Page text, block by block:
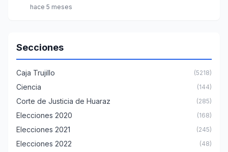
hace 5 meses
Secciones
Caja Trujillo (5218)
Ciencia (144)
Corte de Justicia de Huaraz (285)
Elecciones 2020 (168)
Elecciones 2021 (245)
Elecciones 2022 (48)